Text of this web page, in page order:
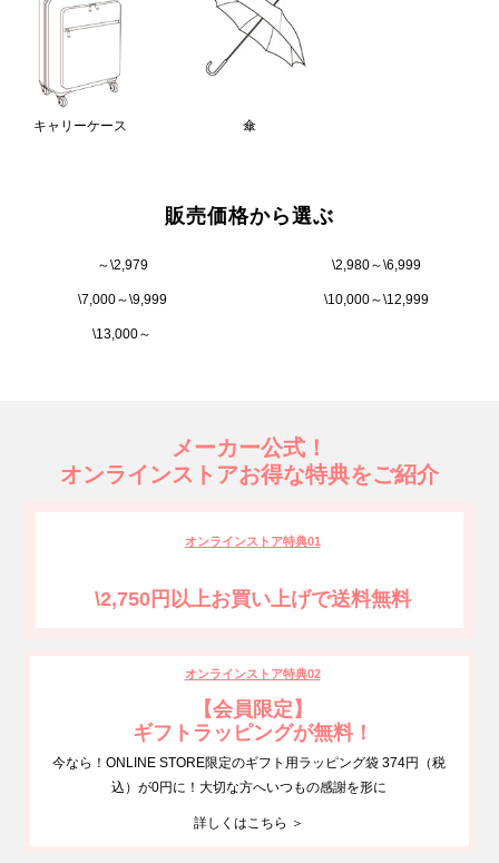
キャリーケース 傘
販売価格から選ぶ
～\2,979 \2,980～\6,999
\7,000～\9,999 \10,000～\12,999
\13,000～
メーカー公式！
オンラインストアお得な特典をご紹介
オンラインストア特典01
\2,750円以上お買い上げで送料無料
オンラインストア特典02
【会員限定】
ギフトラッピングが無料！
今なら！ONLINE STORE限定のギフト用ラッピング袋 374円（税
込）が0円に！大切な方へいつもの感謝を形に
詳しくはこちら ＞